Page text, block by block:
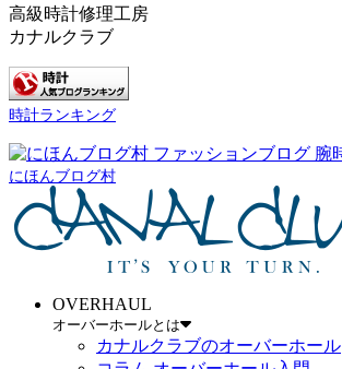
高級時計修理工房
カナルクラブ
時計ランキング
にほんブログ村
OVERHAUL
オーバーホールとは
カナルクラブのオーバーホール